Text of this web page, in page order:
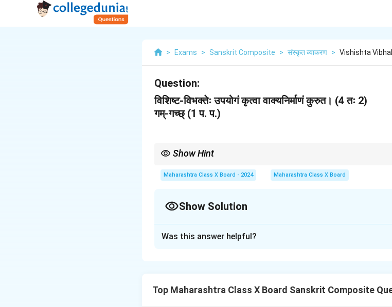
> Exams > Sanskrit Composite > संस्कृत व्याकरण > Vishishta
Question:
विशिष्ट-विभक्तेः उपयोगं कृत्वा वाक्यनिर्माणं कुरुत। (4 तः 2)
गम्-गच्छ् (1 प. प.)
Show Hint
Maharashtra Class X Board - 2024 Maharashtra Class X Board
Show Solution
rli
Download Solution in PDF
Was this answer helpful?
Top Maharashtra Class X Board Sanskrit Composite